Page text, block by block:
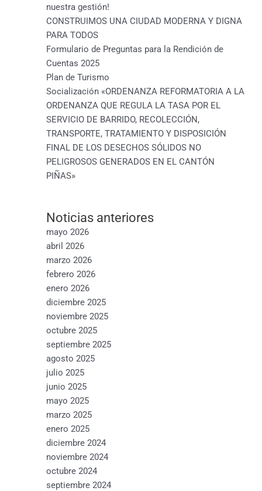
nuestra gestión!
CONSTRUIMOS UNA CIUDAD MODERNA Y DIGNA
PARA TODOS
Formulario de Preguntas para la Rendición de
Cuentas 2025
Plan de Turismo
Socialización «ORDENANZA REFORMATORIA A LA
ORDENANZA QUE REGULA LA TASA POR EL
SERVICIO DE BARRIDO, RECOLECCIÓN,
TRANSPORTE, TRATAMIENTO Y DISPOSICIÓN
FINAL DE LOS DESECHOS SÓLIDOS NO
PELIGROSOS GENERADOS EN EL CANTÓN
PIÑAS»
Noticias anteriores
mayo 2026
abril 2026
marzo 2026
febrero 2026
enero 2026
diciembre 2025
noviembre 2025
octubre 2025
septiembre 2025
agosto 2025
julio 2025
junio 2025
mayo 2025
marzo 2025
enero 2025
diciembre 2024
noviembre 2024
octubre 2024
septiembre 2024